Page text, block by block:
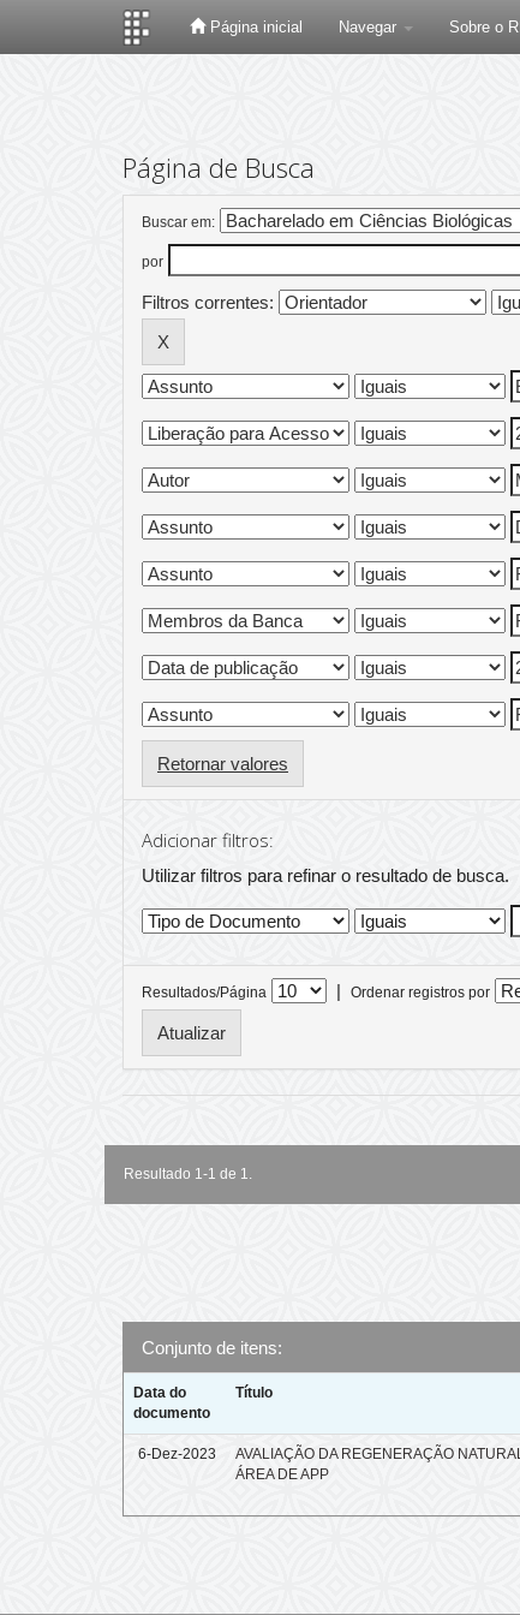
Página inicial Navegar Sobre o
Página de Busca
Buscar em:
por
Filtros correntes:
Retornar valores
Adicionar filtros:
Utilizar filtros para refinar o resultado de busca.
Resultados/Página | Ordenar registros por
Resultado 1-1 de 1.
Conjunto de itens:
Data do
documento
Título
6-Dez-2023
AVALIAÇÃO DA REGENERAÇÃO
ÁREA DE APP